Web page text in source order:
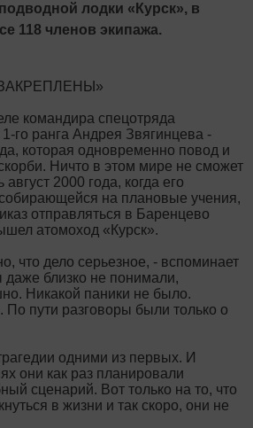
лодки «Курск», в
118 членов экипажа.
командира спецотряда
го ранга Андрея Звягинцева -
которая одновременно повод и
Ничто в этом мире не сможет
август 2000 года, когда его
на плановые учения,
отправляться в Баренцево
атомоход «Курск».
что дело серьезное, - вспоминает
близко не понимали,
Никакой паники не было.
По пути разговоры были только о
одними из первых. И
они как раз планировали
сценарий. Вот только на то, что
в жизни и так скоро, они не